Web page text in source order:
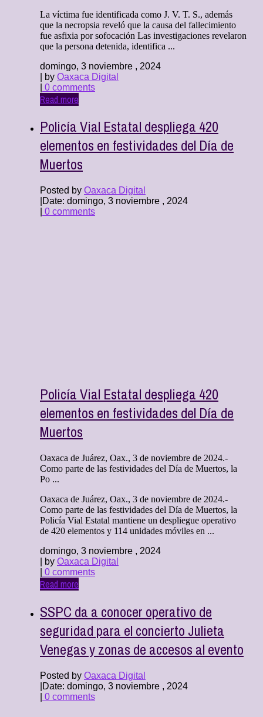
La víctima fue identificada como J. V. T. S., además
que la necropsia reveló que la causa del fallecimiento
fue asfixia por sofocación Las investigaciones revelaron
que la persona detenida, identifica ...
domingo, 3 noviembre , 2024
| by Oaxaca Digital
0 comments
Read more
Policía Vial Estatal despliega 420
elementos en festividades del Día de
Muertos
Posted by Oaxaca Digital
Date: domingo, 3 noviembre , 2024
0 comments
Policía Vial Estatal despliega 420
elementos en festividades del Día de
Muertos
Oaxaca de Juárez, Oax., 3 de noviembre de 2024.-
Como parte de las festividades del Día de Muertos, la
Po ...
Oaxaca de Juárez, Oax., 3 de noviembre de 2024.-
Como parte de las festividades del Día de Muertos, la
Policía Vial Estatal mantiene un despliegue operativo
de 420 elementos y 114 unidades móviles en ...
domingo, 3 noviembre , 2024
| by Oaxaca Digital
0 comments
Read more
SSPC da a conocer operativo de
seguridad para el concierto Julieta
Venegas y zonas de accesos al evento
Posted by Oaxaca Digital
Date: domingo, 3 noviembre , 2024
0 comments